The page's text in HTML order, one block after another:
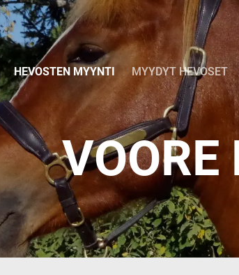
HEVOSTEN MYYNTI MYYDYT HEVOSET